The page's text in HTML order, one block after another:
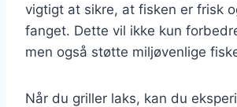
vigtigt at sikre, at fisken er frisk
fanget. Dette vil ikke kun
men også støtte miljøvenlige
Når du griller laks, kan du